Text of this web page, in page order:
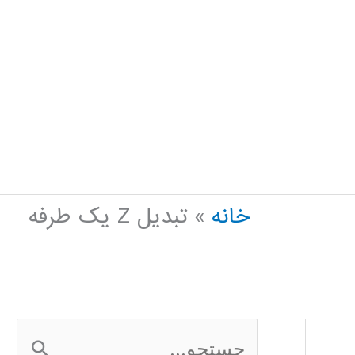
خانه
تبدیل Z یک طرفه